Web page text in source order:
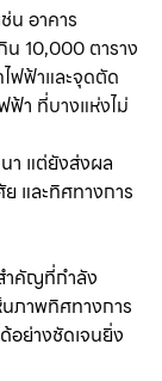
น อาคาร
น 10,000 ตาราง
ฟฟ้าและจุดตัด
ฟ้า ที่บางแห่งไม่
า แต่ยังส่งผล
และทิศทางการ
ำคัญที่กำลัง
นภาพทิศทางการ
อย่างชัดเจนยิ่ง